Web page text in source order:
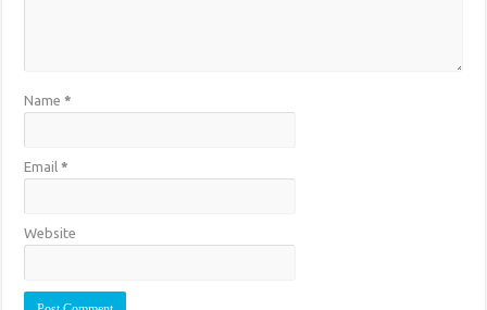
Name*
Email*
Website